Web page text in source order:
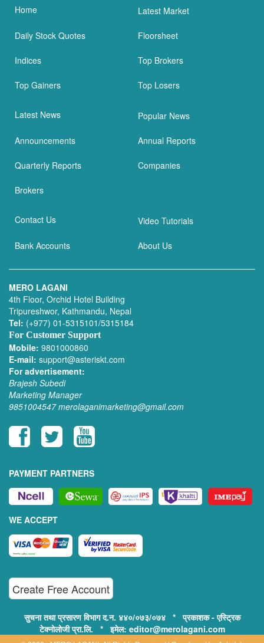
Home Latest Market
Daily Stock Quotes Floorsheet
Indices Top Brokers
Top Gainers Top Losers
Latest News Popular News
Announcements Annual Reports
Quarterly Reports Companies
Brokers
Contact Us Video Tutorials
Bank Accounts About Us
MERO LAGANI
4th Floor, Orchid Hotel Building
Tripureshwor, Kathmandu, Nepal
Tel: (+977) 01-5315101/5315184
For Customer Support
Mobile: 9801000860
E-mail: support@asteriskt.com
For advertisement:
Brajesh Subedi
Marketing Manager
9851004547 merolaganimarketing@gmail.com
PAYMENT PARTNERS
WE ACCEPT
Create Free Account
सुचना तथा प्रसारण विभाग द.न. ४४०/०७३/०७४ * प्रकाशक - एस्ट्रिक
टेक्नोलोजी प्रा.लि. * इमेल: editor@merolagani.com